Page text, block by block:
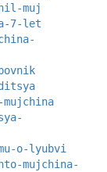
muj
7-let
o-lyubvi
mujchina-